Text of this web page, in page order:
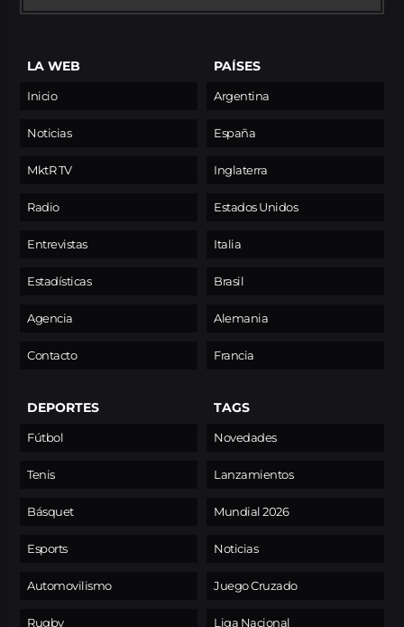
LA WEB
Inicio
Noticias
MktR TV
Radio
Entrevistas
Estadísticas
Agencia
Contacto
PAÍSES
Argentina
España
Inglaterra
Estados Unidos
Italia
Brasil
Alemania
Francia
DEPORTES
Fútbol
Tenis
Básquet
Esports
Automovilismo
Rugby
TAGS
Novedades
Lanzamientos
Mundial 2026
Noticias
Juego Cruzado
Liga Nacional